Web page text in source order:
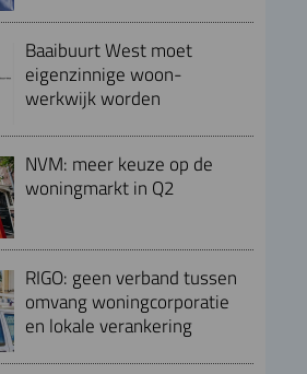
Baaibuurt West moet
eigenzinnige woon-
werkwijk worden
NVM: meer keuze op de
woningmarkt in Q2
RIGO: geen verband tussen
omvang woningcorporatie
en lokale verankering